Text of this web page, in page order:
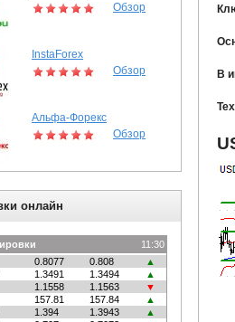
В
Обзор
InstaForex
Обзор
Альфа-Форекс
Обзор
онлайн